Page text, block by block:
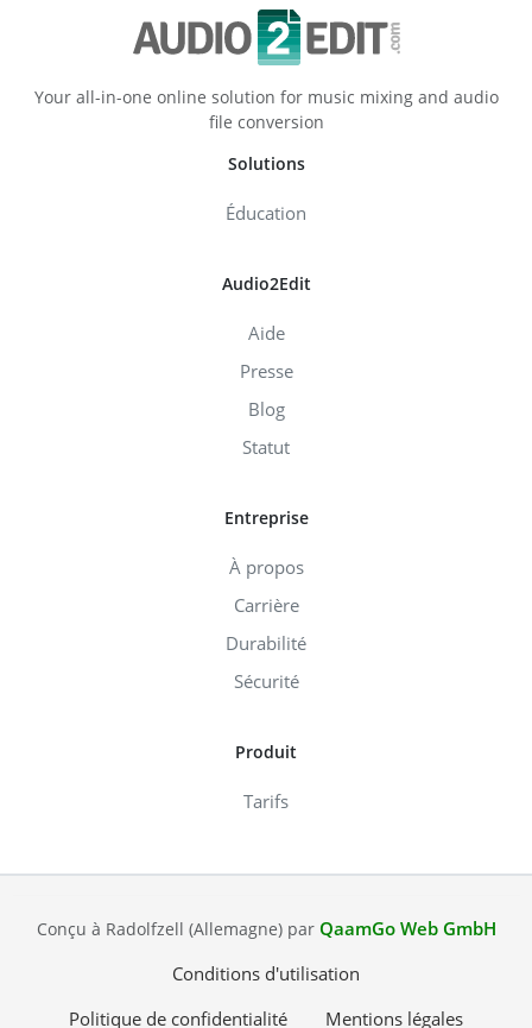
Your all-in-one online solution for music mixing and audio
file conversion
Solutions
Éducation
Audio2Edit
Aide
Presse
Blog
Statut
Entreprise
À propos
Carrière
Durabilité
Sécurité
Produit
Tarifs
Conçu à Radolfzell (Allemagne) par QaamGo Web GmbH
Conditions d'utilisation
Politique de confidentialité
Mentions légales